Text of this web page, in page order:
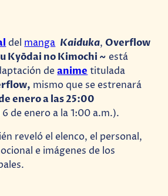
del manga Kaiduka, Overflow
Kyōdai no Kimochi ~ está
deanime titulada
mismo que se estrenará
enero a las 25:00
de enero a la 1:00 a.m.).
reveló el elenco, el personal,
e imágenes de los